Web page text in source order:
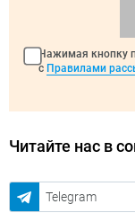
Нажимая кнопку
с Правилами
Читайте нас в
Telegram